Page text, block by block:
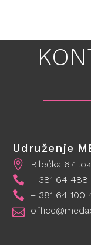
Udruženje
Bilećka 67
+ 381 64 488
+ 381 64 100